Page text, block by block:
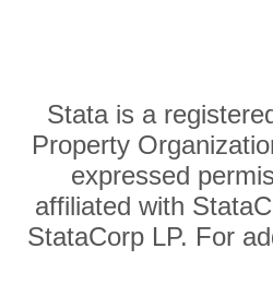
Stata is a
Property
expressed
affiliated with
StataCorp LP. For